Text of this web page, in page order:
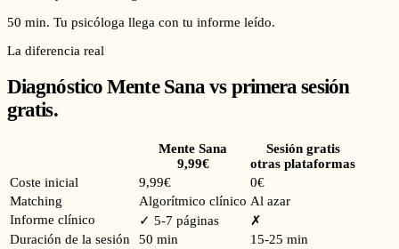
50 min. Tu psicóloga llega con tu informe leído.
La diferencia real
Diagnóstico Mente Sana vs primera sesión
gratis.
Mente Sana
9,99€
Sesión gratis
otras plataformas
Coste inicial
9,99€
0€
Matching
Algorítmico clínico Al azar
Informe clínico
✓ 5-7 páginas
✗
Duración de la sesión
50 min
15-25 min